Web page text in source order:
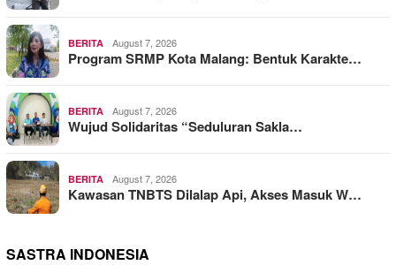
BERITA August 7, 2026
Program SRMP Kota Malang: Bentuk Karakte…
BERITA August 7, 2026
Wujud Solidaritas “Seduluran Sakla…
BERITA August 7, 2026
Kawasan TNBTS Dilalap Api, Akses Masuk W…
SASTRA INDONESIA